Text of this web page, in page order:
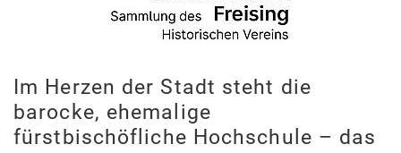
Im Herzen der Stadt steht die
barocke, ehemalige
fürstbischöfliche Hochschule – das